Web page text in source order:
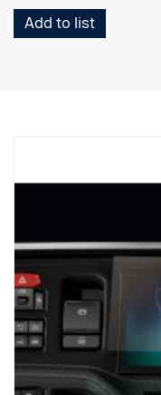
Add to list